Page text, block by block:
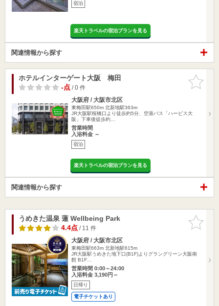
宿泊
楽天トラベルの宿泊プランを見る
関連情報から探す
お気に入
りに追加
ホテルインターゲート大阪 梅田
-点/ 0 件
大阪府 / 大阪市北区
東梅田駅650m 北新地駅363m
JR大阪駅桜橋口より徒歩約5分、空港バス「ハービス大
阪」下車後徒歩約…
営業時間
入浴料金 ～
宿泊
楽天トラベルの宿泊プランを見る
関連情報から探す
お気に入
りに追加
うめきた温泉 蓮 Wellbeing Park
4.4点/ 11 件
大阪府 / 大阪市北区
東梅田駅663m 北新地駅615m
JR大阪駅うめきた地下口(B1F)よりグラングリーン大阪南
館 B1F…
営業時間 0:00～24:00
入浴料金 3,190円～
日帰り
電子チケットあり